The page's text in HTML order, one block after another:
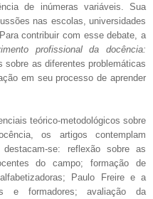
de inúmeras variáveis. Sua
nas escolas, universidades
contribuir com esse debate, a
profissional da docência:
sobre as diferentes problemáticas
em seu processo de aprender
teórico-metodológicos sobre
os artigos contemplam
se: reflexão sobre as
do campo; formação de
Paulo Freire e a
e formadores; avaliação da